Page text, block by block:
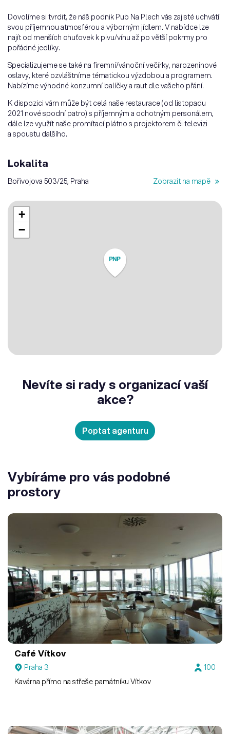
Dovolíme si tvrdit, že náš podnik Pub Na Plech vás zajisté uchvátí
svou příjemnou atmosférou a výborným jídlem. V nabídce lze
najít od menších chuťovek k pivu/vínu až po větší pokrmy pro
pořádné jedlíky.
Specializujeme se také na firemní/vánoční večírky, narozeninové
oslavy, které ozvláštníme tématickou výzdobou a programem.
Nabízíme výhodné konzumní balíčky a raut dle vašeho přání.
K dispozici vám může být celá naše restaurace (od listopadu
2021 nové spodní patro) s příjemným a ochotným personálem,
dále lze využít naše promítací plátno s projektorem či televizi
a spoustu dalšího.
Lokalita
Bořivojova 503/25, Praha Zobrazit na mapě
PNP
+
−
Nevíte si rady s organizací vaší
akce?
Poptat agenturu
Vybíráme pro vás podobné
prostory
Café Vítkov
Praha 3
100
Kavárna přímo na střeše památníku Vítkov